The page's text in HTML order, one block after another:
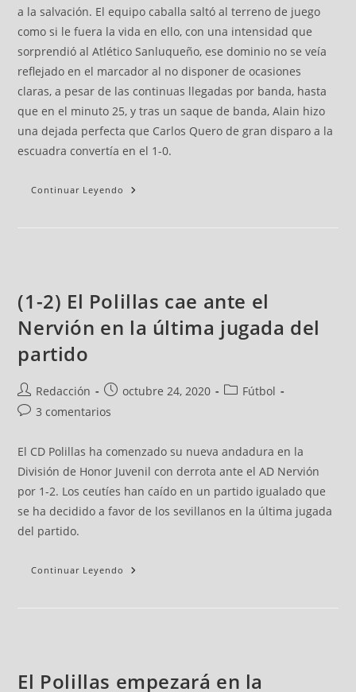
a la salvación. El equipo caballa saltó al terreno de juego
como si le fuera la vida en ello, con una intensidad que
sorprendió al Atlético Sanluqueño, ese dominio no se veía
reflejado en el marcador al no disponer de ocasiones
claras, a pesar de las continuas llegadas por banda, hasta
que en el minuto 25, y tras un saque de banda, Alain hizo
una dejada perfecta que Carlos Quero de gran disparo a la
escuadra convertía en el 1-0.
Continuar Leyendo
(1-2) El Polillas cae ante el
Nervión en la última jugada del
partido
Redacción octubre 24, 2020
Fútbol
3 comentarios
El CD Polillas ha comenzado su nueva andadura en la
División de Honor Juvenil con derrota ante el AD Nervión
por 1-2. Los ceutíes han caído en un partido igualado que
se ha decidido a favor de los sevillanos en la última jugada
del partido.
Continuar Leyendo
El Polillas empezará en la